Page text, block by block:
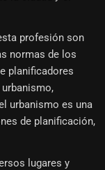
profesión son
normas de los
planificadores
urbanismo es una
de planificación,
lugares y